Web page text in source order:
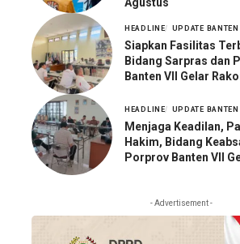
HEADLINE UPDATE BANTEN
Siapkan Fasilitas
Bidang Sarpras dan
Banten VII Gelar
HEADLINE UPDATE BANTEN
Menjaga Keadilan,
Hakim, Bidang
Porprov Banten VII
- Advertisement -